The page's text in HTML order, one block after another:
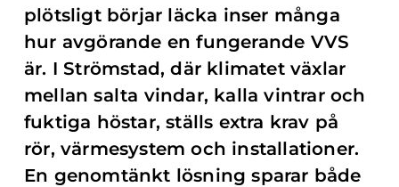
plötsligt börjar läcka inser många
hur avgörande en fungerande VVS
är. I Strömstad, där klimatet växlar
mellan salta vindar, kalla vintrar och
fuktiga höstar, ställs extra krav på
rör, värmesystem och installationer.
En genomtänkt lösning sparar både